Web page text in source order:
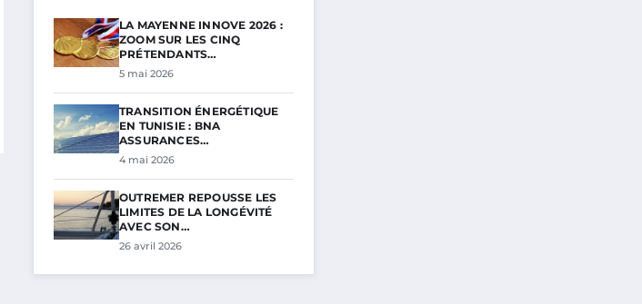
LA MAYENNE INNOVE 2026 :
ZOOM SUR LES CINQ
PRÉTENDANTS…
5 mai 2026
TRANSITION ÉNERGÉTIQUE
EN TUNISIE : BNA
ASSURANCES…
4 mai 2026
OUTREMER REPOUSSE LES
LIMITES DE LA LONGÉVITÉ
AVEC SON…
26 avril 2026